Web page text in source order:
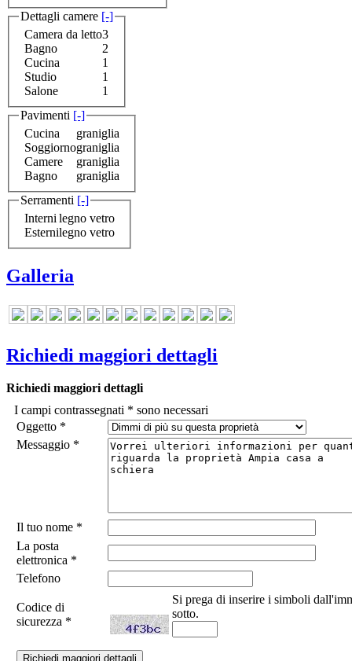
Dettagli camere [-]
Camera da letto3
Bagno
2
Cucina
1
Studio
1
Salone
1
Pavimenti [-]
Cucina
graniglia
Soggiornograniglia
Camere
graniglia
Bagno
graniglia
Serramenti [-]
Internilegno vetro
Esternilegno vetro
Galleria
Richiedi maggiori dettagli
Richiedi maggiori dettagli
I campi contrassegnati * sono necessari
Oggetto *
Messaggio *
Il tuo nome *
La posta
elettronica *
Telefono
Codice di
sicurezza *
Si prega di inserire i simboli
sotto.